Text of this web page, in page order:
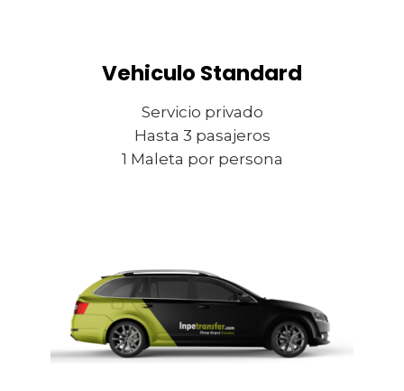
Vehiculo Standard
Servicio privado
Hasta 3 pasajeros
1 Maleta por persona